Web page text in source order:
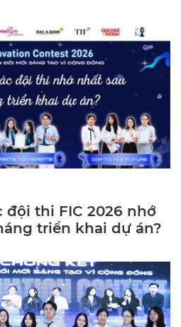
thi FIC 2026 nhớ
triển khai dự án?